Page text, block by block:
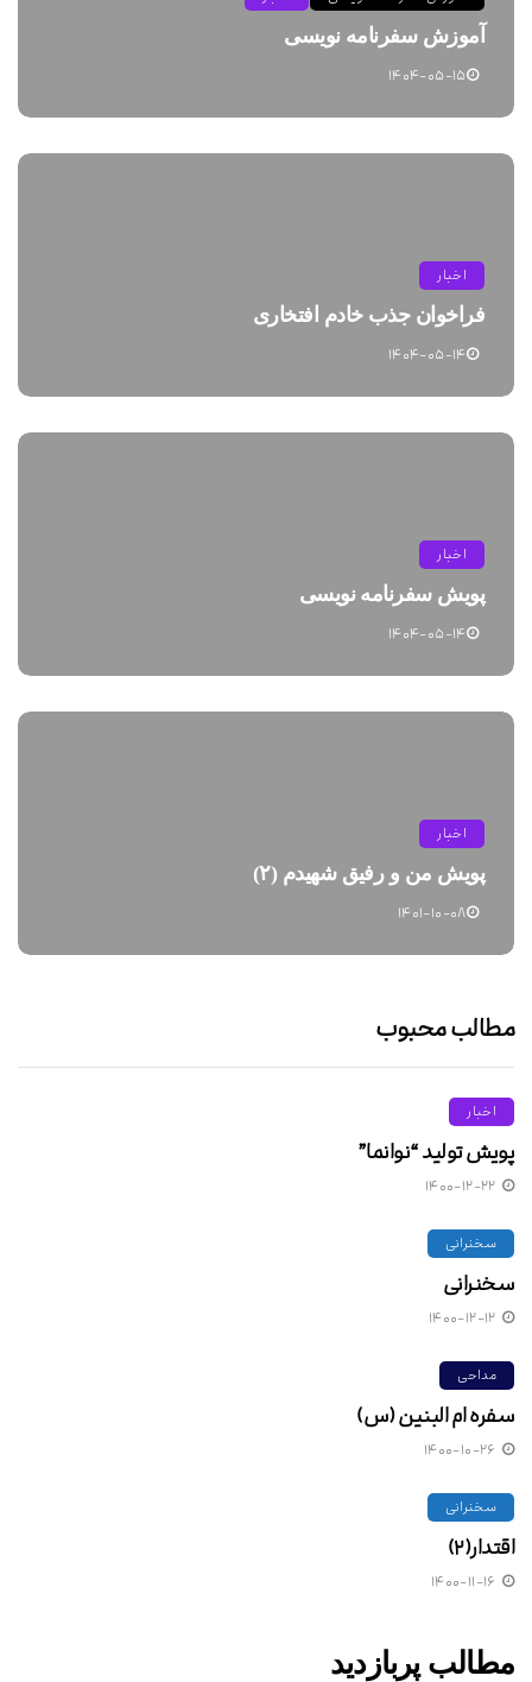
آموزش سفرنامه نویسی
۱۴۰۴-۰۵-۱۵
اخبار
فراخوان جذب خادم افتخاری
۱۴۰۴-۰۵-۱۴
اخبار
پویش سفرنامه نویسی
۱۴۰۴-۰۵-۱۴
اخبار
پویش من و رفیق شهیدم (۲)
۱۴۰۱-۱۰-۰۸
مطالب محبوب
اخبار
پویش تولید “نوانما”
۱۴۰۰-۱۲-۲۲
سخنرانی
سخنرانی
۱۴۰۰-۱۲-۱۲
مداحی
سفره ام البنین (س)
۱۴۰۰-۱۰-۲۶
سخنرانی
اقتدار(۲)
۱۴۰۰-۱۱-۱۶
مطالب پربازدید